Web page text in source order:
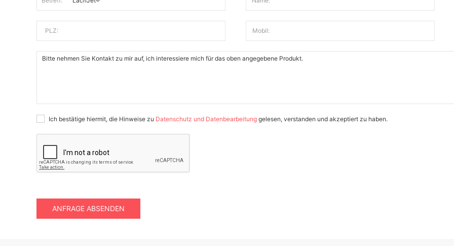
PLZ: Mobil:
Ich bestätige hiermit, die Hinweise zu Datenschutz und Datenbearbeitung gelesen, verstanden und akzeptiert zu haben.
ANFRAGE ABSENDEN